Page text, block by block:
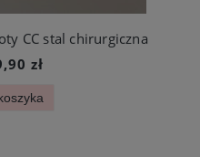
CC stal chirurgiczna
zł